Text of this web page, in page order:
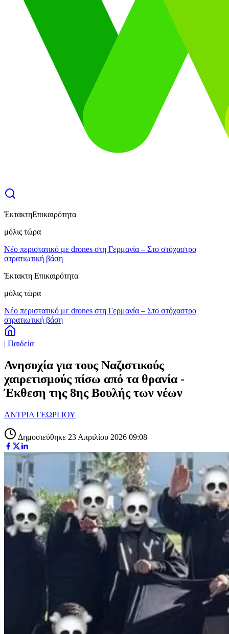
ΈκτακτηΕπικαιρότητα
μόλις τώρα
Νέο περιστατικό με drones στη Γερμανία – Στο στόχαστρο
στρατιωτική βάση
Έκτακτη Επικαιρότητα
μόλις τώρα
Νέο περιστατικό με drones στη Γερμανία – Στο στόχαστρο
στρατιωτική βάση
| Παιδεία
Ανησυχία για τους Ναζιστικούς
χαιρετισμούς πίσω από τα θρανία -
Έκθεση της 8ης Βουλής των νέων
ΑΝΤΡΙΑ ΓΕΩΡΓΙΟΥ
Δημοσιεύθηκε 23 Απριλίου 2026 09:08